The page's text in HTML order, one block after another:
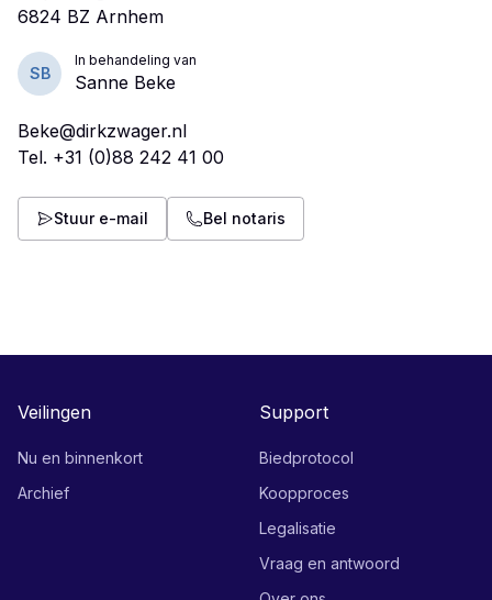
SB
In behandeling van
Sanne Beke
Beke@dirkzwager.nl
Tel. +31 (0)88 242 41 00
Stuur e-mail Bel notaris
Veilingen
Nu en binnenkort
Archief
Support
Biedprotocol
Koopproces
Legalisatie
Vraag en antwoord